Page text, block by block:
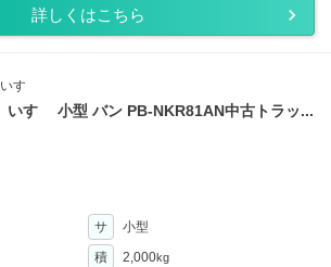
詳しくはこちら
いすゞ
いすゞ 小型 バン PB-NKR81AN中古トラッ...
サ
小型
積 2,000kg